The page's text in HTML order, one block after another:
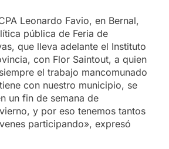
Leonardo Favio, en Bernal,
pública de Feria de
que lleva adelante el Instituto
con Flor Saintout, a quien
el trabajo mancomunado
con nuestro municipio, se
un fin de semana de
y por eso tenemos tantos
participando», expresó